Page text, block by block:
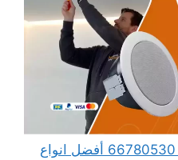
فني سماعات سقف بلوتوث 66780530 أفضل انواع